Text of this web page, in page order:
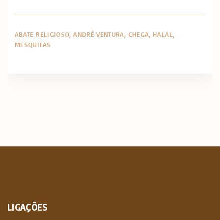
ABATE RELIGIOSO ANDRÉ VENTURA CHEGA HALAL
MESQUITAS
LIGAÇÕES